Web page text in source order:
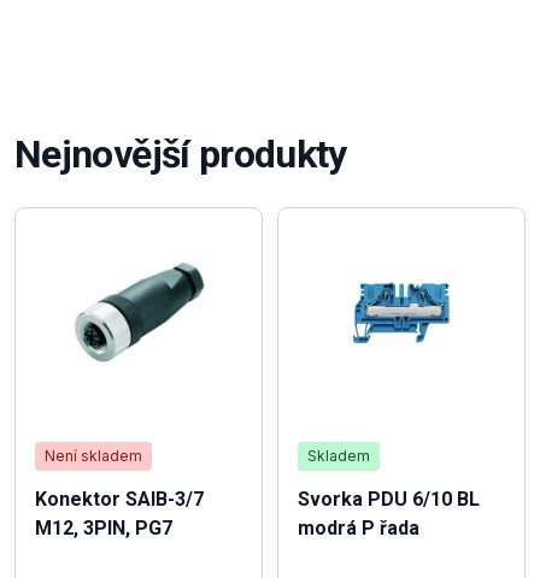
Nejnovější produkty
Není skladem
Konektor SAIB-3/7
M12, 3PIN, PG7
Skladem
Svorka PDU 6/10 BL
modrá P řada